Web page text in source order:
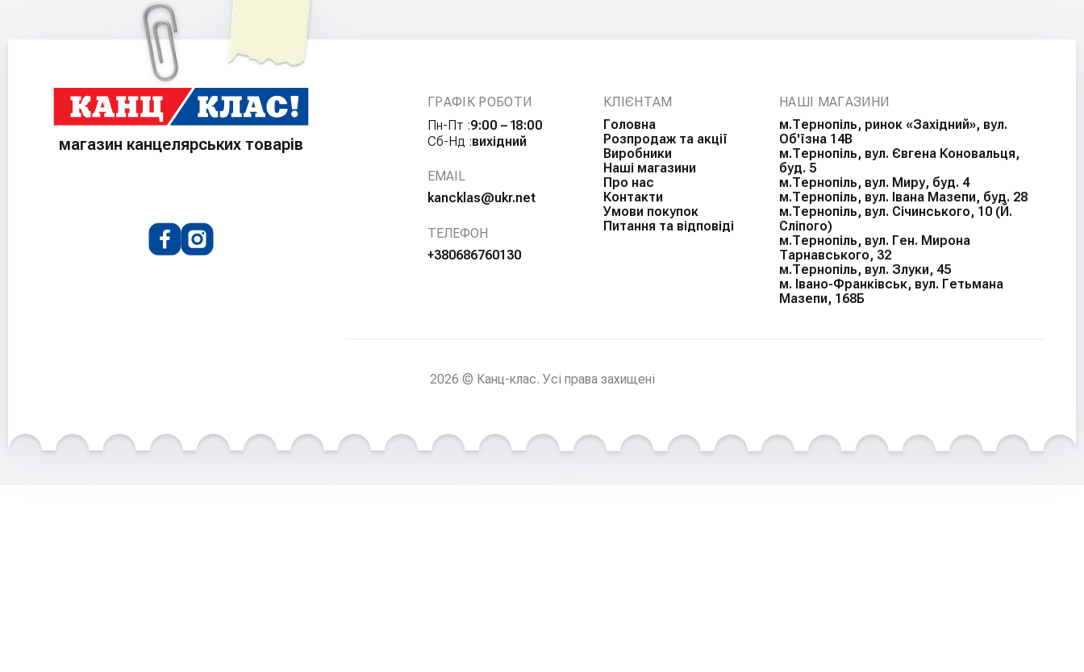
магазин канцелярських товарів
ГРАФІК РОБОТИ
Пн-Пт :9:00 – 18:00
Сб-Нд :вихідний
EMAIL
kancklas@ukr.net
ТЕЛЕФОН
+380686760130
КЛІЄНТАМ
Головна
Розпродаж та акції
Виробники
Наші магазини
Про нас
Контакти
Умови покупок
Питання та відповіді
НАШІ МАГАЗИНИ
м.Тернопіль, ринок «Західний», вул.
Об'їзна 14В
м.Тернопіль, вул. Євгена Коновальця,
буд. 5
м.Тернопіль, вул. Миру, буд. 4
м.Тернопіль, вул. Івана Мазепи, буд. 28
м.Тернопіль, вул. Січинського, 10 (Й.
Сліпого)
м.Тернопіль, вул. Ген. Мирона
Тарнавського, 32
м.Тернопіль, вул. Злуки, 45
м. Івано-Франківськ, вул. Гетьмана
Мазепи, 168Б
2026 © Канц-клас. Усі права захищені